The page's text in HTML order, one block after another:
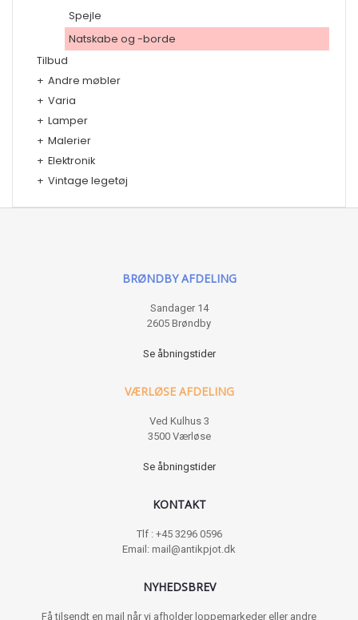
Spejle
Natskabe og -borde
Tilbud
+ Andre møbler
+ Varia
+ Lamper
+ Malerier
+ Elektronik
+ Vintage legetøj
BRØNDBY AFDELING
Sandager 14
2605 Brøndby
Se åbningstider
VÆRLØSE AFDELING
Ved Kulhus 3
3500 Værløse
Se åbningstider
KONTAKT
Tlf : +45 3296 0596
Email: mail@antikpjot.dk
NYHEDSBREV
Få tilsendt en mail når vi afholder loppemarkeder eller andre